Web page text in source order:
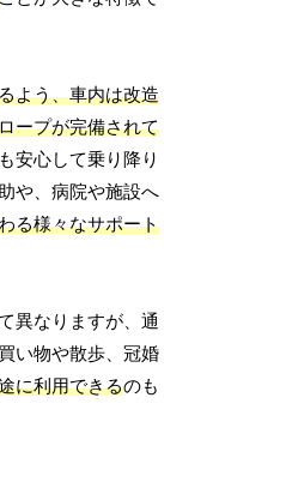
よう、車内は改造
ープが完備されて
安心して乗り降り
や、病院や施設へ
る様々なサポート
異なりますが、通
い物や散歩、冠婚
に利用できるのも